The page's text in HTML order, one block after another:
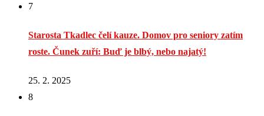
7
Starosta Tkadlec čelí kauze. Domov pro seniory zatím
roste. Čunek zuří: Buď je blbý, nebo najatý!
25. 2. 2025
8